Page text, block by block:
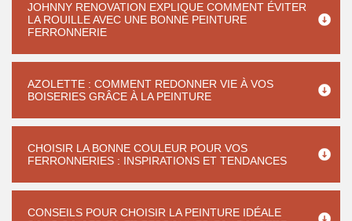
JOHNNY RENOVATION EXPLIQUE COMMENT ÉVITER
LA ROUILLE AVEC UNE BONNE PEINTURE
FERRONNERIE
AZOLETTE : COMMENT REDONNER VIE À VOS
BOISERIES GRÂCE À LA PEINTURE
CHOISIR LA BONNE COULEUR POUR VOS
FERRONNERIES : INSPIRATIONS ET TENDANCES
CONSEILS POUR CHOISIR LA PEINTURE IDÉALE